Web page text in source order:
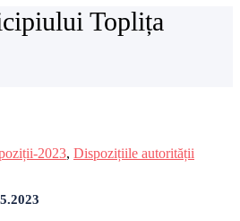
Toplița
2023, Dispozițiile autorității